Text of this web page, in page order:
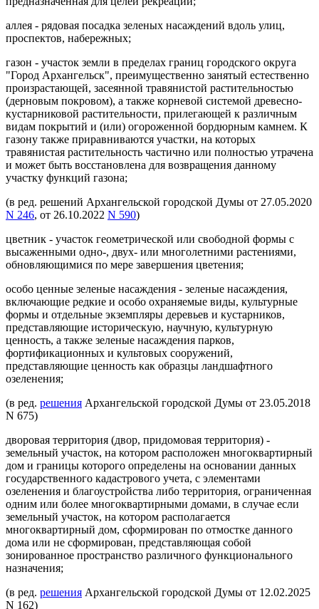
аллея - рядовая посадка зеленых насаждений вдоль улиц,
проспектов, набережных;
газон - участок земли в пределах границ городского округа
"Город Архангельск", преимущественно занятый естественно
произрастающей, засеянной травянистой растительностью
(дерновым покровом), а также корневой системой древесно-
кустарниковой растительности, прилегающей к различным
видам покрытий и (или) огороженной бордюрным камнем. К
газону также приравниваются участки, на которых
травянистая растительность частично или полностью утрачена
и может быть восстановлена для возвращения данному
участку функций газона;
(в ред. решений Архангельской городской Думы от 27.05.2020
N 246, от 26.10.2022 N 590)
цветник - участок геометрической или свободной формы с
высаженными одно-, двух- или многолетними растениями,
обновляющимися по мере завершения цветения;
особо ценные зеленые насаждения - зеленые насаждения,
включающие редкие и особо охраняемые виды, культурные
формы и отдельные экземпляры деревьев и кустарников,
представляющие историческую, научную, культурную
ценность, а также зеленые насаждения парков,
фортификационных и культовых сооружений,
представляющие ценность как образцы ландшафтного
озеленения;
(в ред. решения Архангельской городской Думы от 23.05.2018
N 675)
дворовая территория (двор, придомовая территория) -
земельный участок, на котором расположен многоквартирный
дом и границы которого определены на основании данных
государственного кадастрового учета, с элементами
озеленения и благоустройства либо территория, ограниченная
одним или более многоквартирными домами, в случае если
земельный участок, на котором располагается
многоквартирный дом, сформирован по отмостке данного
дома или не сформирован, представляющая собой
зонированное пространство различного функционального
назначения;
(в ред. решения Архангельской городской Думы от 12.02.2025
N 162)